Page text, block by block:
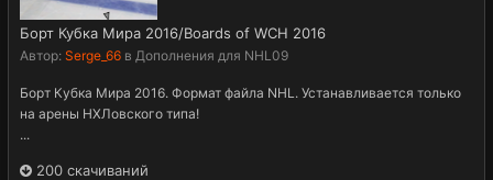
Борт Кубка Мира 2016/Boards of WCH 2016
Автор: Serge_66 в Дополнения для NHL09
Борт Кубка Мира 2016. Формат файла NHL. Устанавливается только
на арены НХЛовского типа!
...
200 скачиваний